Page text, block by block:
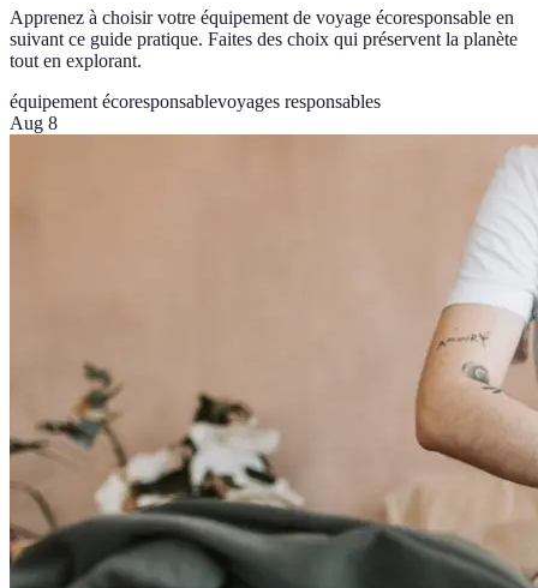
Apprenez à choisir votre équipement de voyage écoresponsable en
suivant ce guide pratique. Faites des choix qui préservent la planète
tout en explorant.
équipement écoresponsablevoyages responsables
Aug 8